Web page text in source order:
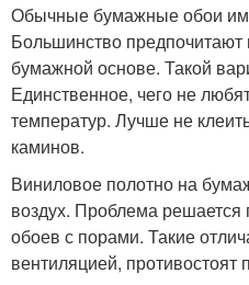
Обычные бумажные обои
Большинство
бумажной основе. Такой
Единственное, чего не
температур. Лучше не
каминов.
Виниловое полотно на
воздух. Проблема решается
обоев с порами. Такие
вентиляцией,